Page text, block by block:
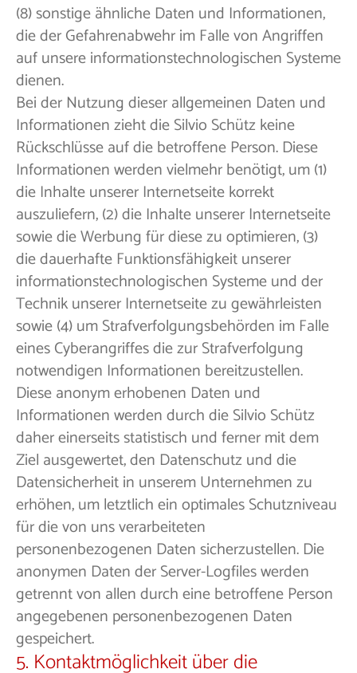
(8) sonstige ähnliche Daten und Informationen,
die der Gefahrenabwehr im Falle von Angriffen
auf unsere informationstechnologischen Systeme
dienen.
Bei der Nutzung dieser allgemeinen Daten und
Informationen zieht die Silvio Schütz keine
Rückschlüsse auf die betroffene Person. Diese
Informationen werden vielmehr benötigt, um (1)
die Inhalte unserer Internetseite korrekt
auszuliefern, (2) die Inhalte unserer Internetseite
sowie die Werbung für diese zu optimieren, (3)
die dauerhafte Funktionsfähigkeit unserer
informationstechnologischen Systeme und der
Technik unserer Internetseite zu gewährleisten
sowie (4) um Strafverfolgungsbehörden im Falle
eines Cyberangriffes die zur Strafverfolgung
notwendigen Informationen bereitzustellen.
Diese anonym erhobenen Daten und
Informationen werden durch die Silvio Schütz
daher einerseits statistisch und ferner mit dem
Ziel ausgewertet, den Datenschutz und die
Datensicherheit in unserem Unternehmen zu
erhöhen, um letztlich ein optimales Schutzniveau
für die von uns verarbeiteten
personenbezogenen Daten sicherzustellen. Die
anonymen Daten der Server-Logfiles werden
getrennt von allen durch eine betroffene Person
angegebenen personenbezogenen Daten
gespeichert.
5. Kontaktmöglichkeit über die